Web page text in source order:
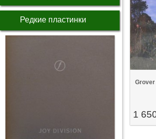
Редкие пластинки
Grover
1